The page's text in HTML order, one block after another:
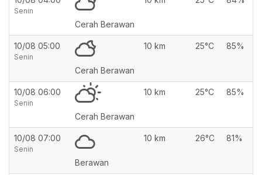
Senin
Cerah Berawan
10/08 05:00
Senin
Cerah Berawan
10 km 25°C 85%
10/08 06:00
Senin
Cerah Berawan
10 km 25°C 85%
10/08 07:00
Senin
Berawan
10 km 26°C 81%